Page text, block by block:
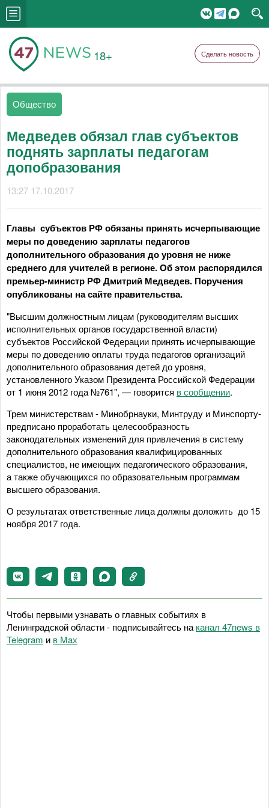
18+ Сделать новость
Общество
Медведев обязал глав субъектов
поднять зарплаты педагогам
допобразования
13:27 17.10.2017
Главы субъектов РФ обязаны принять исчерпывающие
меры по доведению зарплаты педагогов
дополнительного образования до уровня не ниже
среднего для учителей в регионе. Об этом распорядился
премьер-министр РФ Дмитрий Медведев. Поручения
опубликованы на сайте правительства.
"Высшим должностным лицам (руководителям высших
исполнительных органов государственной власти)
субъектов Российской Федерации принять исчерпывающие
меры по доведению оплаты труда педагогов организаций
дополнительного образования детей до уровня,
установленного Указом Президента Российской Федерации
от 1 июня 2012 года №761", — говорится в сообщении.
Трем министерствам - Минобрнауки, Минтруду и Минспорту-
предписано проработать целесообразность
законодательных изменений для привлечения в систему
дополнительного образования квалифицированных
специалистов, не имеющих педагогического образования,
а также обучающихся по образовательным программам
высшего образования.
О результатах ответственные лица должны доложить до 15
ноября 2017 года.
Чтобы первыми узнавать о главных событиях в
Ленинградской области - подписывайтесь на канал 47news в
Telegram и в Maх